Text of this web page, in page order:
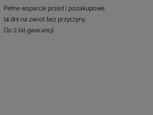
Pełne wsparcie przed i pozakupowe
14 dni na zwrot bez przyczyny
Do 2 lat gwarancji